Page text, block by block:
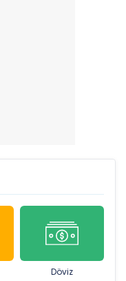
Döviz